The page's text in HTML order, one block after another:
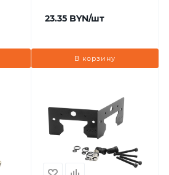
23.35 BYN/шт
В корзину